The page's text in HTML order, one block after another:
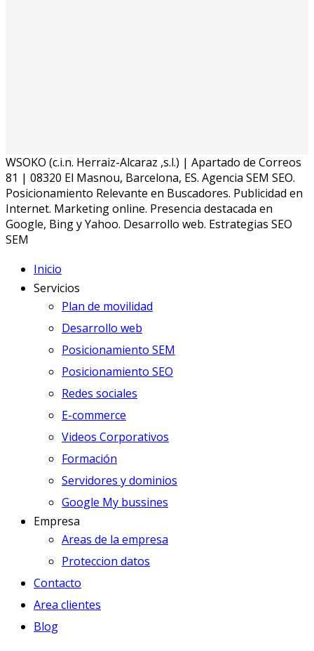
WSOKO (c.i.n. Herraiz-Alcaraz ,s.l.) | Apartado de Correos
81 | 08320 El Masnou, Barcelona, ES. Agencia SEM SEO.
Posicionamiento Relevante en Buscadores. Publicidad en
Internet. Marketing online. Presencia destacada en
Google, Bing y Yahoo. Desarrollo web. Estrategias SEO
SEM
Inicio
Servicios
Plan de movilidad
Desarrollo web
Posicionamiento SEM
Posicionamiento SEO
Redes sociales
E-commerce
Videos Corporativos
Formación
Servidores y dominios
Google My bussines
Empresa
Areas de la empresa
Proteccion datos
Contacto
Area clientes
Blog